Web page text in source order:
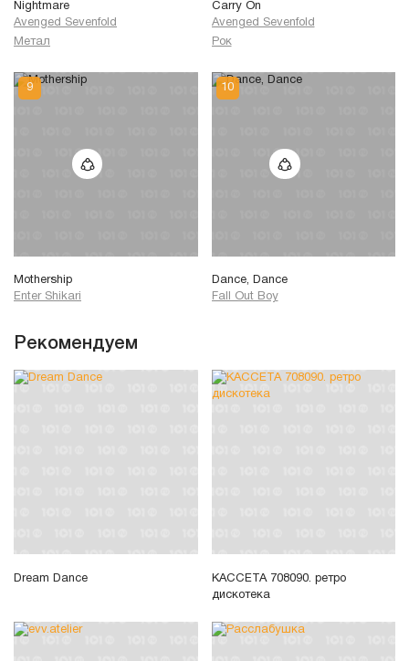
Nightmare
Avenged Sevenfold
Метал
Carry On
Avenged Sevenfold
Рок
Mothership
Enter Shikari
Dance, Dance
Fall Out Boy
Рекомендуем
Dream Dance
КАССЕТА 708090. ретро
дискотека